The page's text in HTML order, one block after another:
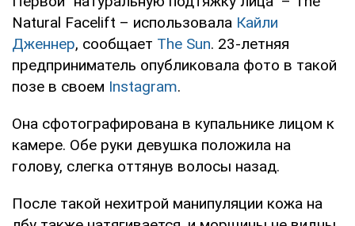
Natural Facelift – использовала Кайли
Дженнер, сообщает The Sun. 23-летняя
предприниматель опубликовала фото в такой
позе в своем Instagram.
Она сфотографирована в купальнике лицом к
камере. Обе руки девушка положила на
голову, слегка оттянув волосы назад.
После такой нехитрой манипуляции кожа на